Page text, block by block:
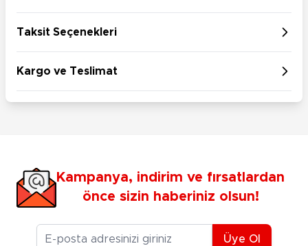
Taksit Seçenekleri
Kargo ve Teslimat
Kampanya, indirim ve fırsatlardan
önce sizin haberiniz olsun!
E-posta Adresiniz
Üye Ol